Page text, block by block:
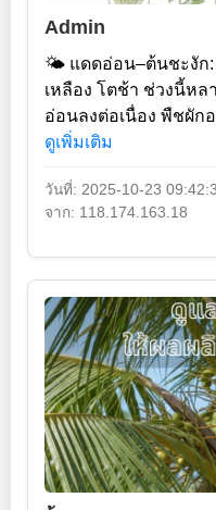
Admin
🌤️ แดดอ่อน–ต้นชะงัก:
เหลือง โตช้า ช่วงนี้ห
อ่อนลงต่อเนื่อง พืชผัก
ดูเพิ่มเติม
วันที่: 2025-10-23
จาก: 118.174.163.18